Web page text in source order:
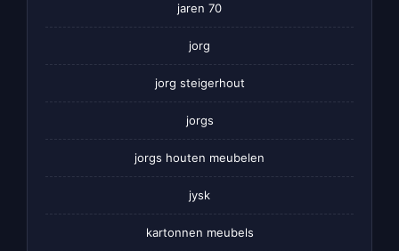
jaren 70
jorg
jorg steigerhout
jorgs
jorgs houten meubelen
jysk
kartonnen meubels